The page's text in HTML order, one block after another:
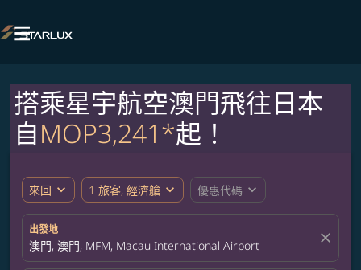

搭乘星宇航空澳門飛往日本
自MOP3,241*起！
來回 expand_more 1 旅客, 經濟艙 expand_more 優惠代碼 expand_more
出發地
澳門, 澳門, MFM, Macau International Airport close